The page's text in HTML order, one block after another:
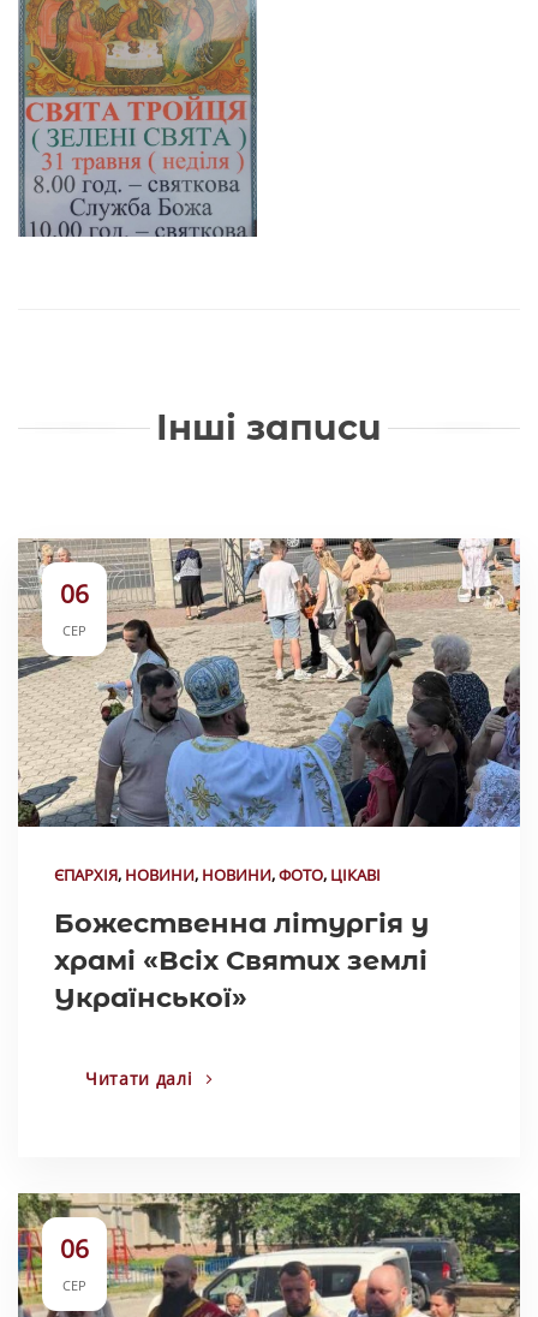
Інші записи
06
СЕР
ЄПАРХІЯ, НОВИНИ, НОВИНИ,ФОТО, ЦІКАВІ
Божественна літургія у
храмі «Всіх Святих землі
Української»
Читати далі
06
СЕР